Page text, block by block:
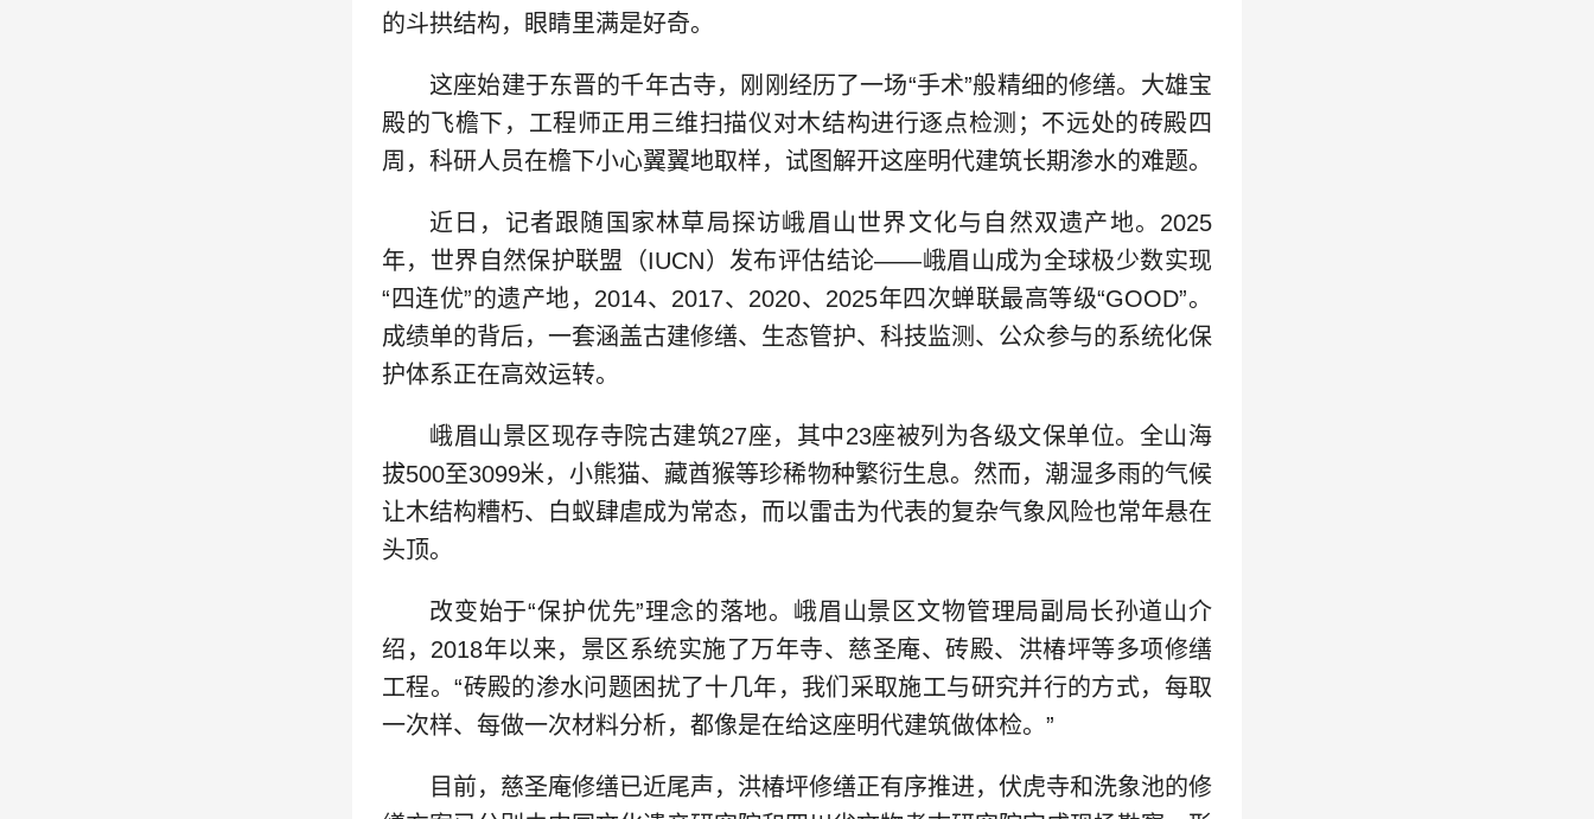
的斗拱结构，眼睛里满是好奇。
这座始建于东晋的千年古寺，刚刚经历了一场“手术”般精细的修缮。大雄宝
殿的飞檐下，工程师正用三维扫描仪对木结构进行逐点检测；不远处的砖殿四
周，科研人员在檐下小心翼翼地取样，试图解开这座明代建筑长期渗水的难题。
近日，记者跟随国家林草局探访峨眉山世界文化与自然双遗产地。2025
年，世界自然保护联盟（IUCN）发布评估结论——峨眉山成为全球极少数实现
“四连优”的遗产地，2014、2017、2020、2025年四次蝉联最高等级“GOOD”。
成绩单的背后，一套涵盖古建修缮、生态管护、科技监测、公众参与的系统化保
护体系正在高效运转。
峨眉山景区现存寺院古建筑27座，其中23座被列为各级文保单位。全山海
拔500至3099米，小熊猫、藏酋猴等珍稀物种繁衍生息。然而，潮湿多雨的气候
让木结构糟朽、白蚁肆虐成为常态，而以雷击为代表的复杂气象风险也常年悬在
头顶。
改变始于“保护优先”理念的落地。峨眉山景区文物管理局副局长孙道山介
绍，2018年以来，景区系统实施了万年寺、慈圣庵、砖殿、洪椿坪等多项修缮
工程。“砖殿的渗水问题困扰了十几年，我们采取施工与研究并行的方式，每取
一次样、每做一次材料分析，都像是在给这座明代建筑做体检。”
目前，慈圣庵修缮已近尾声，洪椿坪修缮正有序推进，伏虎寺和洗象池的修